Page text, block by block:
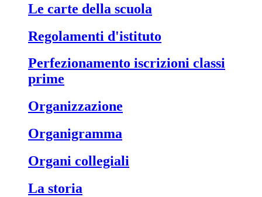
le carte della scuola
regolamenti d'istituto
perfezionamento iscrizioni classi
prime
organizzazione
organigramma
organi collegiali
la storia